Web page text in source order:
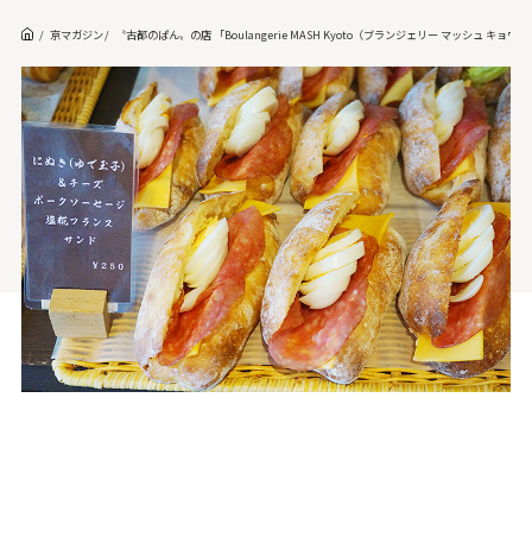
京マガジン 〝古都のぱん〟の店 「Boulangerie MASH Kyoto（ブランジェリー マッシュ キョウト